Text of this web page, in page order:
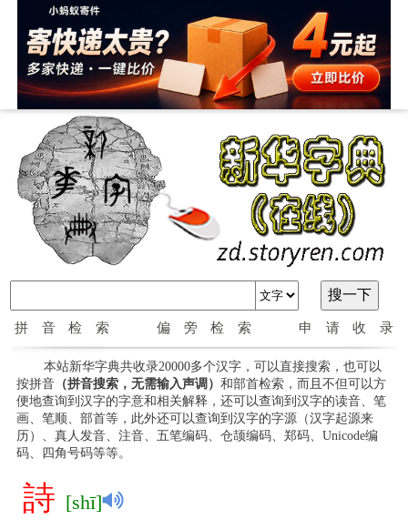
拼音检索 偏旁检索 申请收录
本站新华字典共收录20000多个汉字，可以直接搜索，也可以
按拼音（拼音搜索，无需输入声调） 和部首检索，而且不但可以方
便地查询到汉字的字意和相关解释，还可以查询到汉字的读音、笔
画、笔顺、部首等，此外还可以查询到汉字的字源（汉字起源来
历）、真人发音、注音、五笔编码、仓颉编码、郑码、Unicode编
码、四角号码等等。
詩 [shī]